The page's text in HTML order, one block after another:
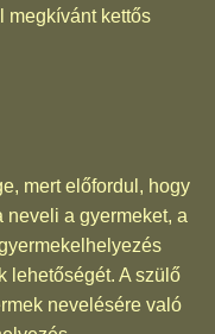
megkívánt kettős
mert előfordul, hogy
a gyermeket, a
lehetőségét. A szülő
nevelésére való